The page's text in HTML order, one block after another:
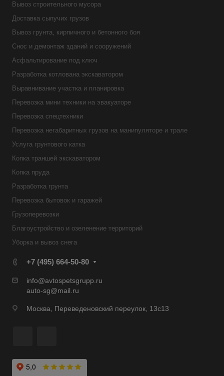
Вывоз строительного мусора
Доставка сыпучих грузов
Вывоз грунта, кирпичного и бетонного боя
Снос и демонтаж зданий и сооружений
Асфальтирование под ключ
Разработка котлована экскаватором
Выравнивание участка и планировка
Перевозка мини техники на эвакуаторе
Перевозка спецтехники
Перевозка негабаритных грузов на манипуляторе и трале
Услуга грунтового катка
Копка траншей экскаватором
Копка пруда
Разработка грунта
Перевозка бытовок и гаражей
Грузоперевозки
Благоустройство и озеленение территорий
Уборка и вывоз снега
+7 (495) 664-50-80
info@avtospetsgrupp.ru
auto-sg@mail.ru
Москва, Переведеновский переулок, 13с13